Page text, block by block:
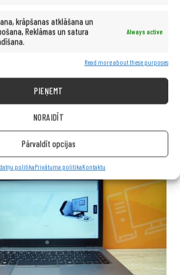
krāpšanas atklāšana un
Reklāmas un satura
Always active
Read more about these purposes
PIEŅEMT
NORAIDĪT
Pārvaldīt opcijas
politikaPrivātuma politikaKontaktu